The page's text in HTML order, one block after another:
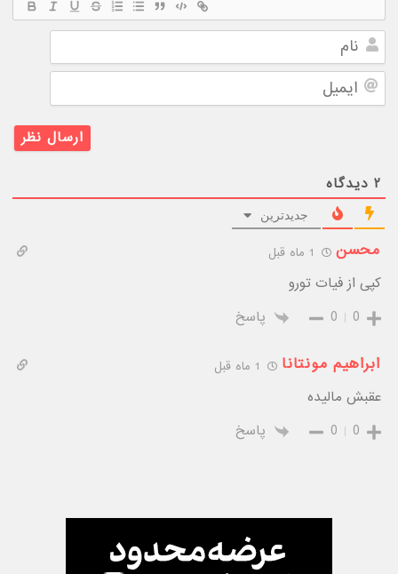
نام
۲ دیدگاه
جدیدترین
محسن
کپی از فیات تورو
0
0 پاسخ
ابراهیم مونتانا
عقبش مالیده
0
0 پاسخ